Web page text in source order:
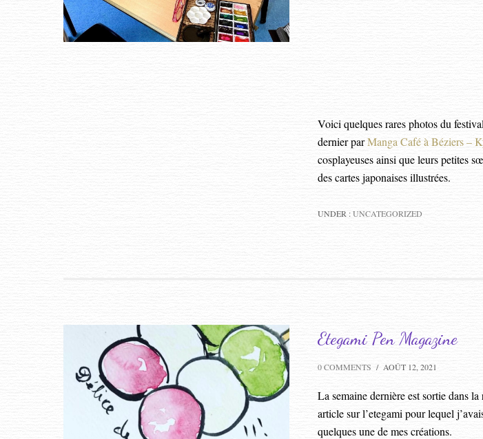
Voici quelques rares photos du
dernier parManga Café à Béziers –
cosplayeuses ainsi que leurs petites
des cartes japonaises illustrées.
UNDER :UNCATEGORIZED
Etegami Pen Magazine
0 COMMENTS / AOÛT 12, 2021
La semaine dernière est sortie dans
article sur l’etegami pour lequel
quelques une de mes créations.